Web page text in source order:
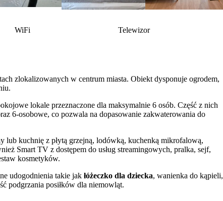
WiFi Telewizor
zlokalizowanych w centrum miasta. Obiekt dysponuje ogrodem,
lokale przeznaczone dla maksymalnie 6 osób. Część z nich
6-osobowe, co pozwala na dopasowanie zakwaterowania do
lub kuchnię z płytą grzejną, lodówką, kuchenką mikrofalową,
Smart TV z dostępem do usług streamingowych, pralka, sejf,
kosmetyków.
udogodnienia takie jak łóżeczko dla dziecka, wanienka do kąpieli,
podgrzania posiłków dla niemowląt.